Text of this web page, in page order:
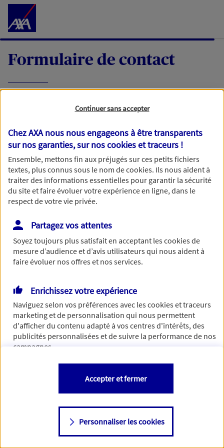
Accéder au Contenu
Formulaire de contact
demande, nous vous répondrons dans les
meilleurs délais par mail ou par téléphone.
Votre message :
Vous disposez de droits sur les informations vous concernant. Pour
plus d’informations,cliquez ici.
Continuer sans accepter
Chez AXA nous nous engageons à être transparents
sur nos garanties, sur noscookies et traceurs !
Ensemble, mettons fin aux préjugés sur ces petits fichiers
textes, plus connus sous le nom decookies. Ils nous aident à
traiter des informations essentielles pour garantir la sécurité
du site et faire évoluer votre expérience en ligne, dans le
respect de votre vie privée.
Partagez vos attentes
Soyez toujours plus satisfait en acceptant lescookiesde
mesure d’audience et d’avis utilisateurs qui nous aident à
faire évoluer nos offres et nos services.
Enrichissez votre expérience
Naviguez selon vos préférences avec lescookies et traceurs
marketing et de personnalisation qui nous permettent
d'afficher du contenu adapté à vos centres d'intérêts, des
publicités personnalisées et de suivre la performance de nos
campagnes.
Vous êtes libre de les accepter, de les refuser comme de
changer d'avis à tout moment en allant sur
Consulter notre politique decookies
Personnaliser les cookies
Accepter et fermer